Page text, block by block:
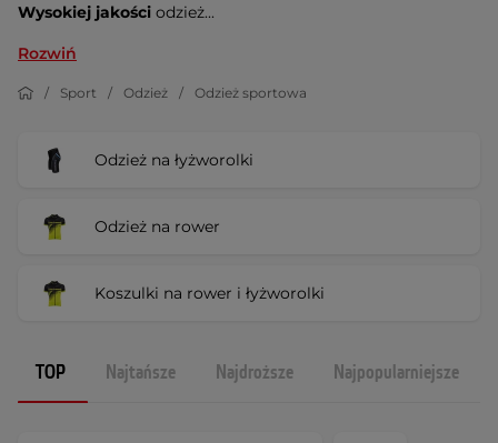
Wysokiej jakości odzież...
Rozwiń
Sport Odzież Odzież sportowa
Odzież na łyżworolki
Odzież na rower
Koszulki na rower i łyżworolki
TOP Najtańsze Najdroższe Najpopularniejsze